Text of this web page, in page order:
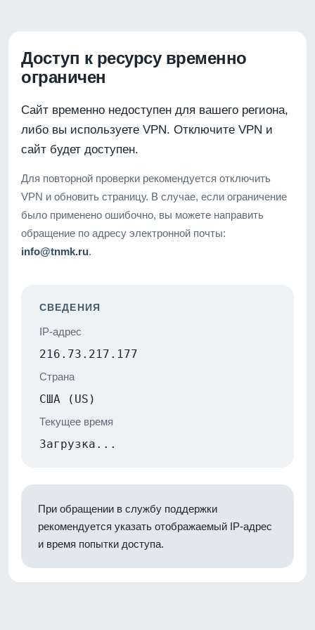
Доступ к ресурсу временно
ограничен
Сайт временно недоступен для вашего региона,
либо вы используете VPN. Отключите VPN и
сайт будет доступен.
Для повторной проверки рекомендуется отключить
VPN и обновить страницу. В случае, если ограничение
было применено ошибочно, вы можете направить
обращение по адресу электронной почты:
info@tnmk.ru.
СВЕДЕНИЯ
IP-адрес
216.73.217.177
Страна
США (US)
Текущее время
Загрузка...
При обращении в службу поддержки
рекомендуется указать отображаемый IP-адрес
и время попытки доступа.